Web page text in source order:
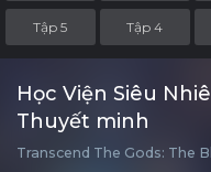
Tập 5 Tập 4
Học Viện Siêu
Thuyết minh
Transcend The Gods: The